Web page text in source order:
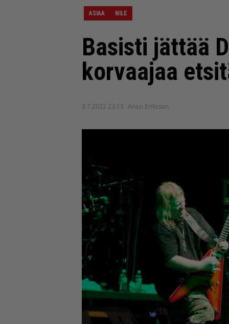
ASIAA NILE
Basisti jättää
korvaajaa
3.7.2022 23:13 Anssi Eriksson